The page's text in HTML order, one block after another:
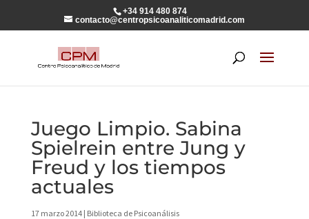
+34 914 480 874
contacto@centropsicoanaliticomadrid.com
Juego Limpio. Sabina
Spielrein entre Jung y
Freud y los tiempos
actuales
17 marzo 2014| Biblioteca de Psicoanálisis